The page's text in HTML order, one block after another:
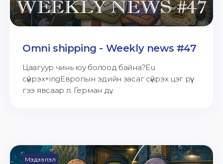
Omni shipping - Weekly news #47
Цаагуур чинь юу болоод байна?Eu
сүйрэх+ingЕвропын эдийн засаг сүйрэх цэг рүү
гээ явсаар л. Герман дү...
Мэдээлэл